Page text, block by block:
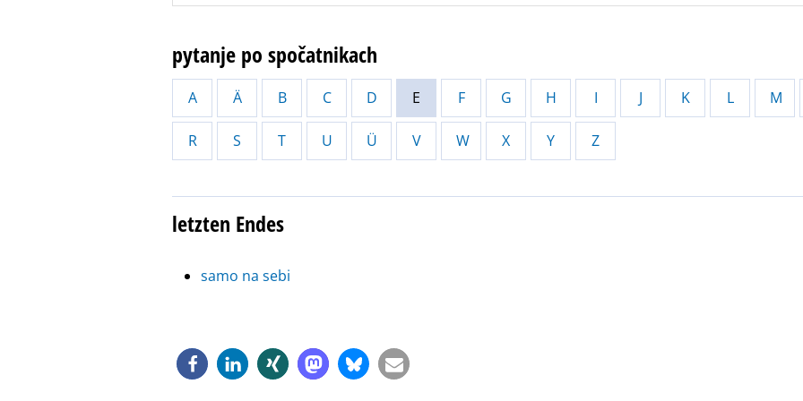
pytanje po spočatnikach
A Ä B C D E F G H I J K L M
R S T U Ü V W X Y Z
letzten Endes
samo na sebi